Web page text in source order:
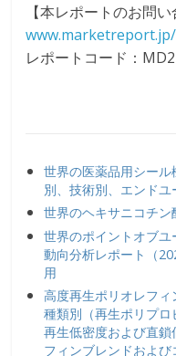
【本レポートのお問い
レポートコード：
世界の医薬品用シー
別、技術別、エンド
世界のヘキサニコチ
世界のポイントオブ
動向分析レポート（
用
高度再生ポリオレフィ
種類別（再生ポリプロ
再生低密度および直
フィンブレンドおよび